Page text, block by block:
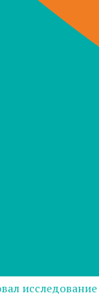
исследование